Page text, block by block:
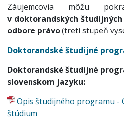
Záujemcovia môžu
v doktorandských
odbore právo(tretí stupeň
Doktorandské študijné
Doktorandské študijné
slovenskom jazyku:
Opis študijného programu -
štúdium